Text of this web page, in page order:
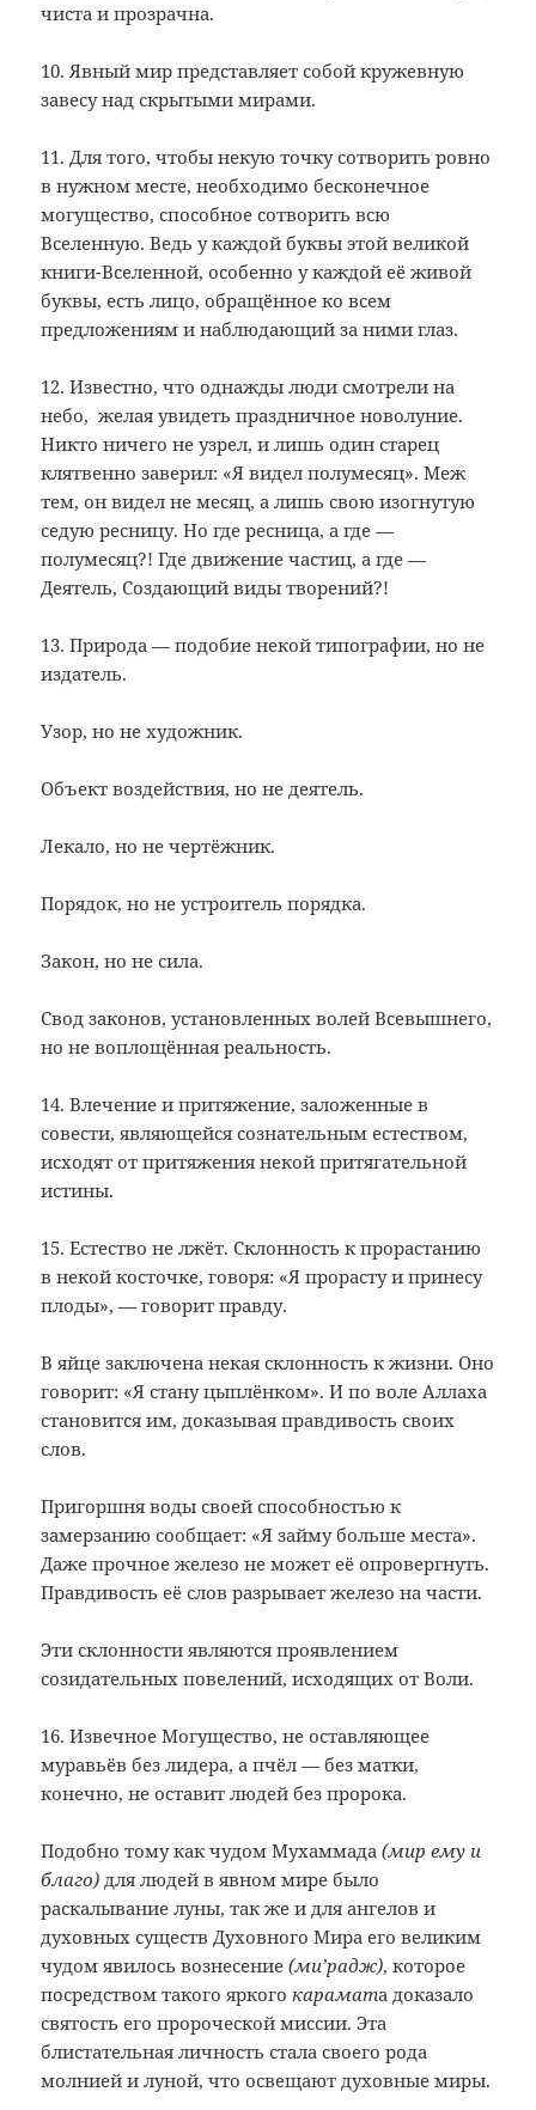
чиста и прозрачна.
10. Явный мир представляет собой кружевную
завесу над скрытыми мирами.
11. Для того, чтобы некую точку сотворить ровно
в нужном месте, необходимо бесконечное
могущество, способное сотворить всю
Вселенную. Ведь у каждой буквы этой великой
книги-Вселенной, особенно у каждой её живой
буквы, есть лицо, обращённое ко всем
предложениям и наблюдающий за ними глаз.
12. Известно, что однажды люди смотрели на
небо, желая увидеть праздничное новолуние.
Никто ничего не узрел, и лишь один старец
клятвенно заверил: «Я видел полумесяц». Меж
тем, он видел не месяц, а лишь свою изогнутую
седую ресницу. Но где ресница, а где —
полумесяц?! Где движение частиц, а где —
Деятель, Создающий виды творений?!
13. Природа — подобие некой типографии, но не
издатель.
Узор, но не художник.
Объект воздействия, но не деятель.
Лекало, но не чертёжник.
Порядок, но не устроитель порядка.
Закон, но не сила.
Свод законов, установленных волей Всевышнего,
но не воплощённая реальность.
14. Влечение и притяжение, заложенные в
совести, являющейся сознательным естеством,
исходят от притяжения некой притягательной
истины.
15. Естество не лжёт. Склонность к прорастанию
в некой косточке, говоря: «Я прорасту и принесу
плоды», — говорит правду.
В яйце заключена некая склонность к жизни. Оно
говорит: «Я стану цыплёнком». И по воле Аллаха
становится им, доказывая правдивость своих
слов.
Пригоршня воды своей способностью к
замерзанию сообщает: «Я займу больше места».
Даже прочное железо не может её опровергнуть.
Правдивость её слов разрывает железо на части.
Эти склонности являются проявлением
созидательных повелений, исходящих от Воли.
16. Извечное Могущество, не оставляющее
муравьёв без лидера, а пчёл — без матки,
конечно, не оставит людей без пророка.
Подобно тому как чудом Мухаммада(мир ему и
благо) для людей в явном мире было
раскалывание луны, так же и для ангелов и
духовных существ Духовного Мира его великим
чудом явилось вознесение(ми’радж), которое
посредством такого яркогокарамата доказало
святость его пророческой миссии. Эта
блистательная личность стала своего рода
молнией и луной, что освещают духовные миры.